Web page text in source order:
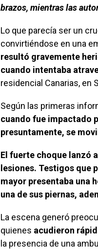
brazos, mientras las
Lo que parecía ser un
convirtiéndose en una
resultó gravemente
cuando intentaba
residencial Canarias, en
Según las primeras
cuando fue impactado
presuntamente, se
El fuerte choque lanzó
lesiones. Testigos que
mayor presentaba una
una de sus piernas,
La escena generó
quienes acudieron
la presencia de una